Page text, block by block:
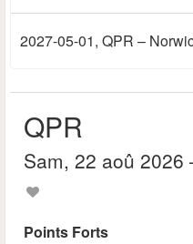
2027-05-01, QPR –
QPR
sam, 22 aoû 2026
Points Forts